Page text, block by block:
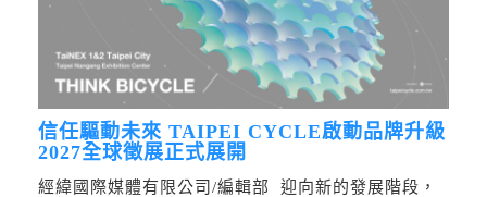
信任驅動未來 TAIPEI CYCLE啟動品牌升級
2027全球徵展正式展開
經緯國際媒體有限公司/編輯部 迎向新的發展階段，